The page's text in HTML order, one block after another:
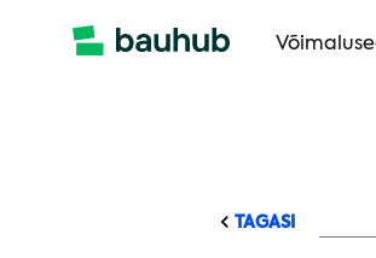
TAGASI